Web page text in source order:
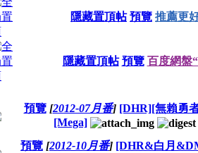
隱藏置頂帖 預覽 推薦更
隱藏置頂帖 預覽 百度網盤
預覽 [2012-07月番] [DHR][無賴勇
[Mega]
預覽 [2012-10月番] [DHR&白月